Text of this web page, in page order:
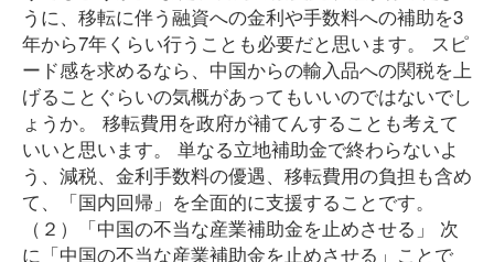
うに、移転に伴う融資への金利や手数料への補助を3
年から7年くらい行うことも必要だと思います。 スピ
ード感を求めるなら、中国からの輸入品への関税を上
げることぐらいの気概があってもいいのではないでし
ょうか。 移転費用を政府が補てんすることも考えて
いいと思います。 単なる立地補助金で終わらないよ
う、減税、金利手数料の優遇、移転費用の負担も含め
て、「国内回帰」を全面的に支援することです。
（２）「中国の不当な産業補助金を止めさせる」 次
に「中国の不当な産業補助金を止めさせる」ことで